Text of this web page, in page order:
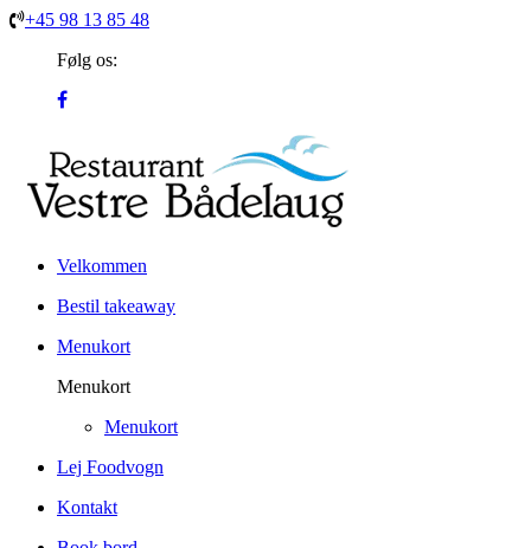
+45 98 13 85 48
Følg os:
Velkommen
Bestil takeaway
Menukort
Menukort
Menukort
Lej Foodvogn
Kontakt